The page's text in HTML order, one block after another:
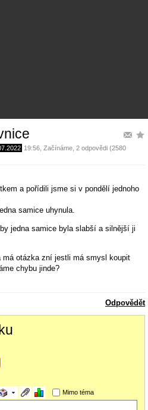
19:56 Začínáme , 2 odpovědi (2580
a pořídili jsme si v pondělí jednoho
samice uhynula.
jedna samice byla slabší a silnější ji
má otázka zní jestli má smysl koupit
chybu jinde?
Odpovědět
Mimo téma